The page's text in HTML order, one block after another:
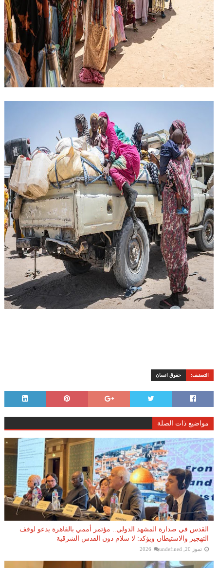
التصنيف: حقوق انسان
مواضيع ذات الصلة
القدس في صدارة المشهد الدولي.. مؤتمر أممي بالقاهرة يدعو لوقف
التهجير والاستيطان ويؤكد: لا سلام دون القدس الشرقية
تموز 20, 2026 undefined